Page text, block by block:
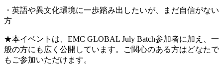
・英語や異文化環境に一歩踏み出したいが、まだ自信がない
方
★本イベントは、EMC GLOBAL July Batch参加者に加え、一
般の方にも広く公開しています。ご関心のある方はどなたで
もご参加いただけます。